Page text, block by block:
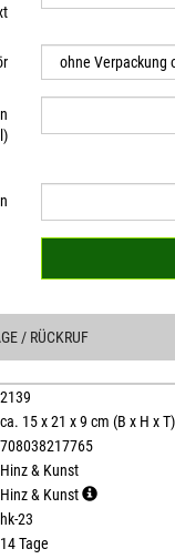
/ RÜCKRUF
2139
ca. 15 x 21 x 9 cm (B x H x T)
708038217765
Hinz & Kunst
Hinz & Kunst
hk-23
14 Tage